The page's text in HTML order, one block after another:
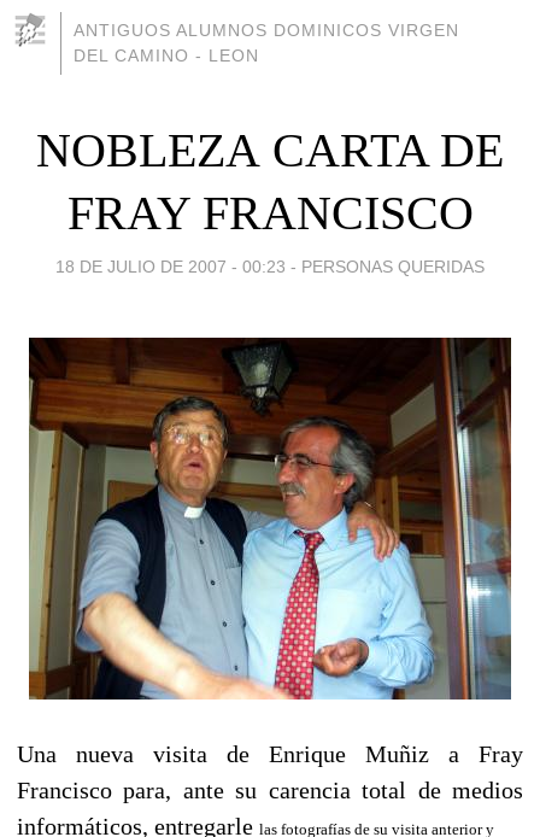
ANTIGUOS ALUMNOS DOMINICOS VIRGEN
DEL CAMINO - LEON
NOBLEZA CARTA DE
FRAY FRANCISCO
18 DE JULIO DE 2007 - 00:23 - PERSONAS QUERIDAS
Una nueva visita de Enrique Muñiz a Fray
Francisco para, ante su carencia total de medios
informáticos, entregarle las fotografías de su visita anterior y